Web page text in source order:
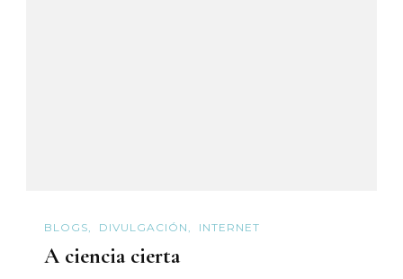
BLOGS DIVULGACIÓN INTERNET
A ciencia cierta